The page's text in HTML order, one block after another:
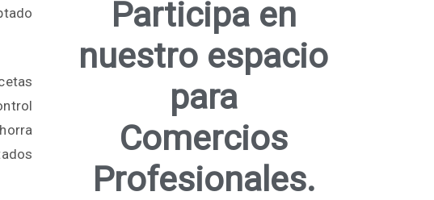
Participa en
nuestro espacio
para
Comercios
Profesionales.